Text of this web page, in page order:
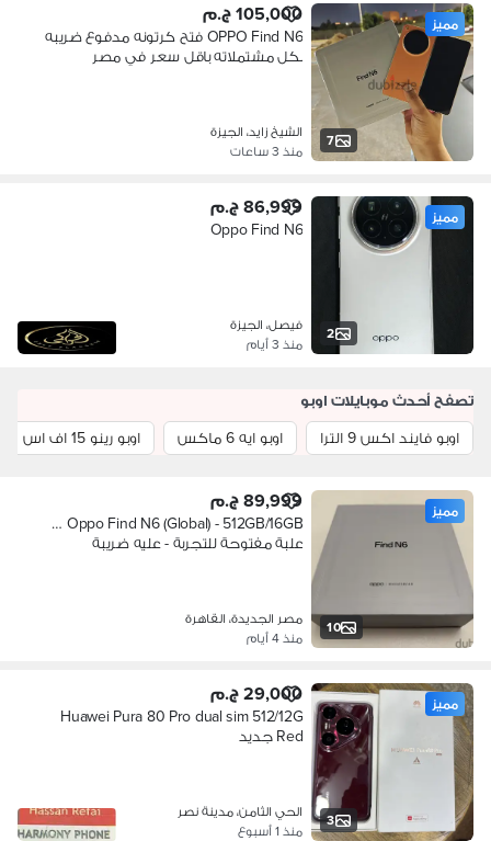
7
مميز 105,000 ج.م
OPPO Find N6 فتح كرتونه مدفوع ضريبه
بكل مشتملاته باقل سعر في مصر
الشيخ زايد، الجيزة
منذ 3 ساعات
2
مميز 86,999 ج.م
Oppo Find N6
فيصل، الجيزة
منذ 3 أيام
تصفح أحدث موبايلات اوبو
اوبو فايند اكس 9 الترا
اوبو ايه 6 ماكس اوبو رينو 15 اف اس
10
مميز 89,999 ج.م
Oppo Find N6 (Global) - 512GB/16GB …
علبة مفتوحة للتجربة - عليه ضريبة
مصر الجديدة، القاهرة
منذ 4 أيام
3
مميز 29,000 ج.م
Huawei Pura 80 Pro dual sim 512/12G
Red جديد
الحي الثامن، مدينة نصر
منذ 1 أسبوع